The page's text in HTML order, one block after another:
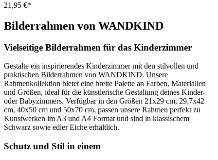
21,95 €*
Bilderrahmen von WANDKIND
Vielseitige Bilderrahmen für das Kinderzimmer
Gestalte ein inspirierendes Kinderzimmer mit den stilvollen und
praktischen Bilderrahmen von WANDKIND. Unsere
Rahmenkollektion bietet eine breite Palette an Farben, Materialien
und Größen, ideal für die künstlerische Gestaltung deines Kinder-
oder Babyzimmers. Verfügbar in den Größen 21x29 cm, 29,7x42
cm, 40x50 cm und 50x70 cm, passen unsere Rahmen perfekt zu
Kunstwerken im A3 und A4 Format und sind in klassischem
Schwarz sowie edler Eiche erhältlich.
Schutz und Stil in einem